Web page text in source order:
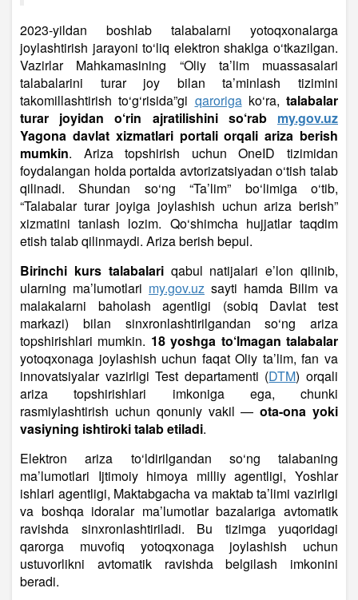
2023-yildan boshlab talabalarni yotoqxonalarga
joylashtirish jarayoni to‘liq elektron shaklga o‘tkazilgan.
Vazirlar Mahkamasining “Oliy ta’lim muassasalari
talabalarini turar joy bilan ta’minlash tizimini
takomillashtirish to‘g‘risida”gi qarorigako‘ra, talabalar
turar joyidan o‘rin ajratilishini so‘rab my.gov.uz
Yagona davlat xizmatlari portali orqali ariza berish
mumkin. Ariza topshirish uchun OneID tizimidan
foydalangan holda portalda avtorizatsiyadan o‘tish talab
qilinadi. Shundan so‘ng “Ta’lim” bo‘limiga o‘tib,
“Talabalar turar joyiga joylashish uchun ariza berish”
xizmatini tanlash lozim. Qo‘shimcha hujjatlar taqdim
etish talab qilinmaydi. Ariza berish bepul.
Birinchi kurs talabalariqabul natijalari e’lon qilinib,
ularning ma’lumotlari my.gov.uz sayti hamda Bilim va
malakalarni baholash agentligi (sobiq Davlat test
markazi) bilan sinxronlashtirilgandan so‘ng ariza
topshirishlari mumkin. 18 yoshga to‘lmagan talabalar
yotoqxonaga joylashish uchun faqat Oliy ta’lim, fan va
innovatsiyalar vazirligi Test departamenti (DTM) orqali
ariza topshirishlari imkoniga ega, chunki
rasmiylashtirish uchun qonuniy vakil —ota-ona yoki
vasiyning ishtiroki talab etiladi.
Elektron ariza to‘ldirilgandan so‘ng talabaning
ma’lumotlari Ijtimoiy himoya milliy agentligi, Yoshlar
ishlari agentligi, Maktabgacha va maktab ta’limi vazirligi
va boshqa idoralar ma’lumotlar bazalariga avtomatik
ravishda sinxronlashtiriladi. Bu tizimga yuqoridagi
qarorga muvofiq yotoqxonaga joylashish uchun
ustuvorlikni avtomatik ravishda belgilash imkonini
beradi.